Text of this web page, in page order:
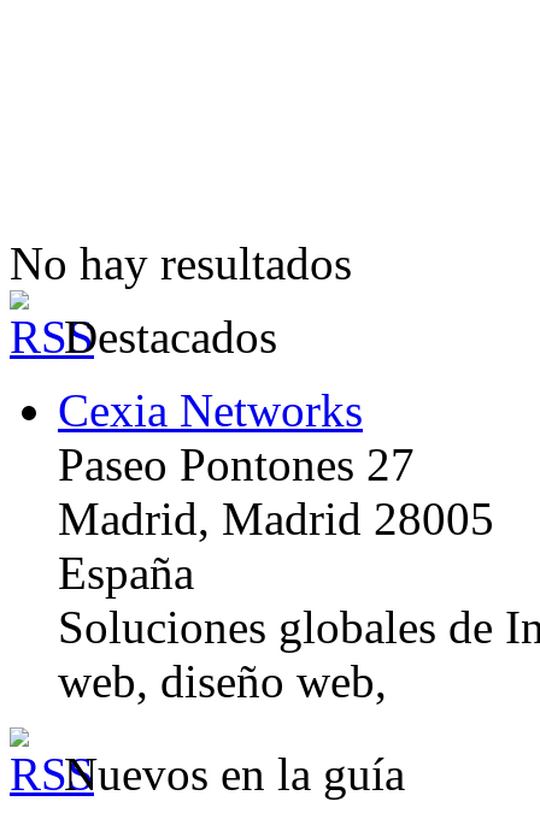
No hay resultados
Destacados
Cexia Networks
Paseo Pontones 27
Madrid, Madrid 28005
España
Soluciones globales de
web, diseño web,
Nuevos en la guía